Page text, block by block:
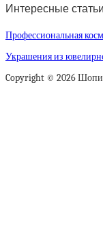
Интересные статьи
Профессиональная
Украшения из
Copyright © 2026